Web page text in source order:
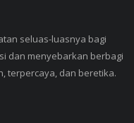
seluas-luasnya bagi
dan menyebarkan berbagi
terpercaya, dan beretika.